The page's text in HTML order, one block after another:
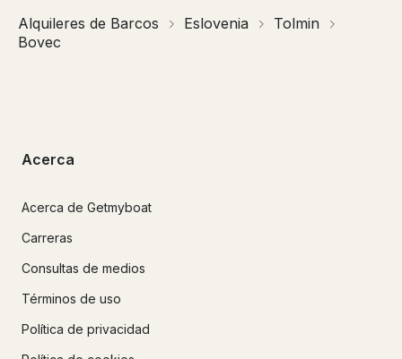
Alquileres de Barcos Eslovenia
Tolmin
Bovec
Acerca
Acerca de Getmyboat
Carreras
Consultas de medios
Términos de uso
Política de privacidad